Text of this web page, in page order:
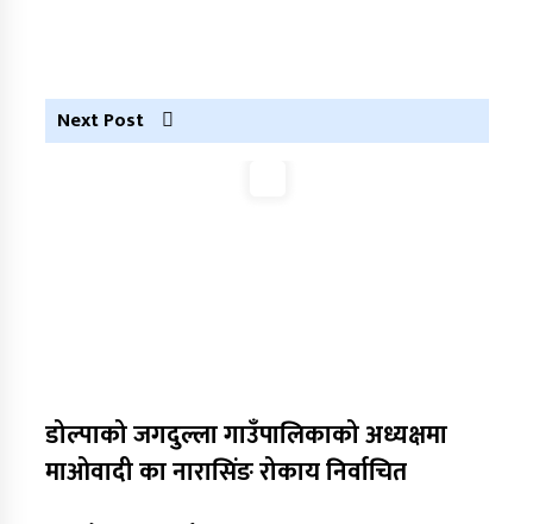
Next Post
डोल्पाको जगदुल्ला गाउँपालिकाको अध्यक्षमा
माओवादी का नारासिंङ रोकाय निर्वाचित